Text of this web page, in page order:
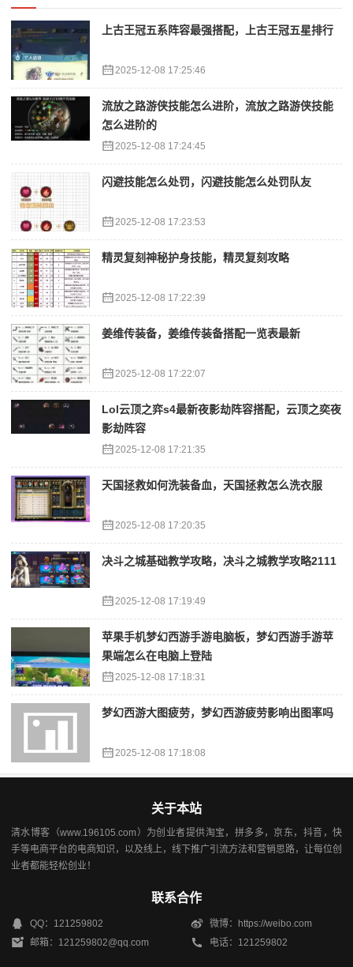
上古王冠五系阵容最强搭配，上古王冠五星排行
2025-12-08 17:25:46
流放之路游侠技能怎么进阶，流放之路游侠技能
怎么进阶的
2025-12-08 17:24:45
闪避技能怎么处罚，闪避技能怎么处罚队友
2025-12-08 17:23:53
精灵复刻神秘护身技能，精灵复刻攻略
2025-12-08 17:22:39
姜维传装备，姜维传装备搭配一览表最新
2025-12-08 17:22:07
Lol云顶之弈s4最新夜影劫阵容搭配，云顶之奕夜
影劫阵容
2025-12-08 17:21:35
天国拯救如何洗装备血，天国拯救怎么洗衣服
2025-12-08 17:20:35
决斗之城基础教学攻略，决斗之城教学攻略2111
2025-12-08 17:19:49
苹果手机梦幻西游手游电脑板，梦幻西游手游苹
果端怎么在电脑上登陆
2025-12-08 17:18:31
梦幻西游大图疲劳，梦幻西游疲劳影响出图率吗
2025-12-08 17:18:08
关于本站
清水博客（www.196105.com）为创业者提供淘宝，拼多多，京东，抖音，快
手等电商平台的电商知识，以及线上，线下推广引流方法和营销思路，让每位创
业者都能轻松创业！
联系合作
QQ：121259802
微博：https://weibo.com
邮箱：121259802@qq.com
电话：121259802